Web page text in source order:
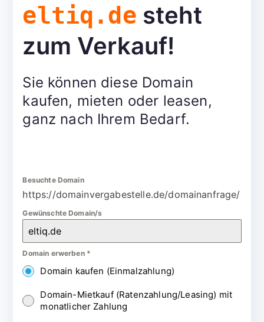
eltiq.de steht
zum Verkauf!
Sie können diese Domain
kaufen, mieten oder leasen,
ganz nach Ihrem Bedarf.
Besuchte Domain
https://domainvergabestelle.de/domainanfrage/
Gewünschte Domain/s
Domain erwerben *
Domain kaufen (Einmalzahlung)
Domain-Mietkauf (Ratenzahlung/Leasing) mit
monatlicher Zahlung